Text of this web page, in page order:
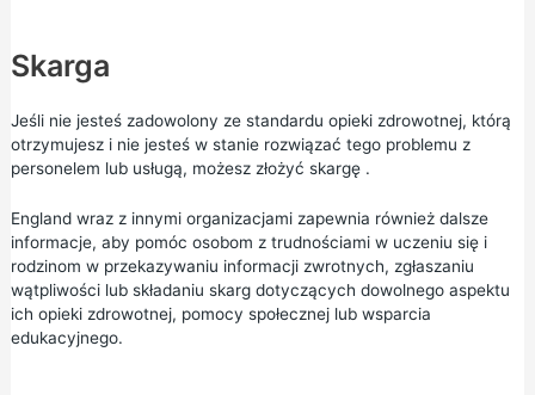
Skarga
Jeśli nie jesteś zadowolony ze standardu opieki zdrowotnej, którą
otrzymujesz i nie jesteś w stanie rozwiązać tego problemu z
personelem lub usługą, możesz złożyć skargę.
England wraz z innymi organizacjami zapewnia również dalsze
informacje, aby pomóc osobom z trudnościami w uczeniu się i
rodzinom w przekazywaniu informacji zwrotnych, zgłaszaniu
wątpliwości lub składaniu skargdotyczących dowolnego aspektu
ich opieki zdrowotnej, pomocy społecznej lub wsparcia
edukacyjnego.